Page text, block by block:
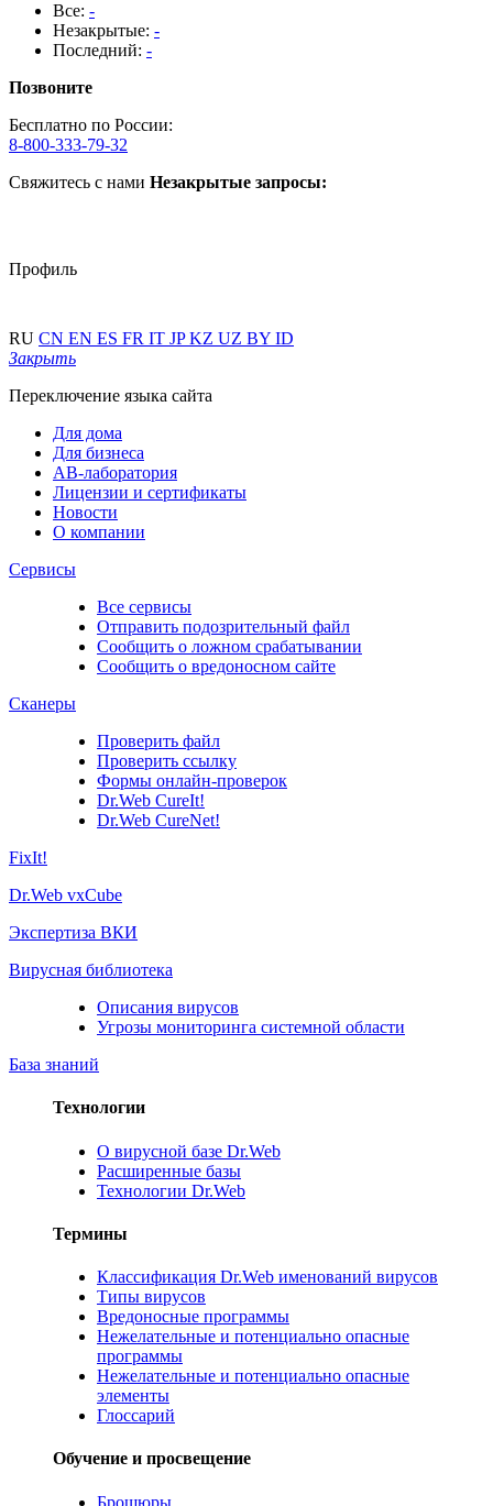
Все: -
Незакрытые: -
Последний: -
Позвоните
Бесплатно по России:
8-800-333-79-32
Свяжитесь с нами Незакрытые запросы:
Профиль
RU CN EN ES FR IT JPKZ UZ BY ID
Закрыть
Переключение языка сайта
Для дома
Для бизнеса
АВ-лаборатория
Лицензии и сертификаты
Новости
О компании
Сервисы
Все сервисы
Отправить подозрительный файл
Сообщить о ложном срабатывании
Сообщить о вредоносном сайте
Сканеры
Проверить файл
Проверить ссылку
Формы онлайн-проверок
Dr.Web CureIt!
Dr.Web CureNet!
FixIt!
Dr.Web vxCube
Экспертиза ВКИ
Вирусная библиотека
Описания вирусов
Угрозы мониторинга системной области
База знаний
Технологии
О вирусной базе Dr.Web
Расширенные базы
Технологии Dr.Web
Термины
Классификация Dr.Web именований вирусов
Типы вирусов
Вредоносные программы
Нежелательные и потенциально опасные
программы
Нежелательные и потенциально опасные
элементы
Глоссарий
Обучение и просвещение
Брошюры